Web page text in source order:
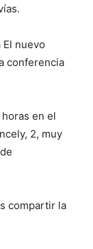
El nuevo
conferencia
en el
2, muy
compartir la